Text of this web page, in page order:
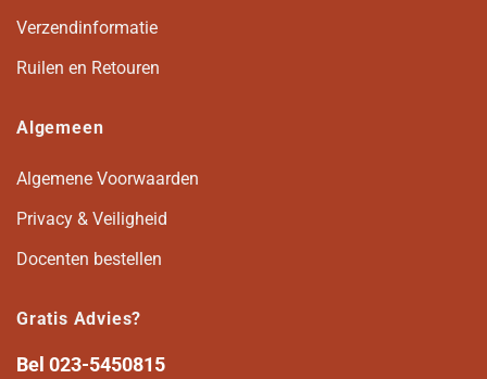
Verzendinformatie
Ruilen en Retouren
Algemeen
Algemene Voorwaarden
Privacy & Veiligheid
Docenten bestellen
Gratis Advies?
Bel 023-5450815